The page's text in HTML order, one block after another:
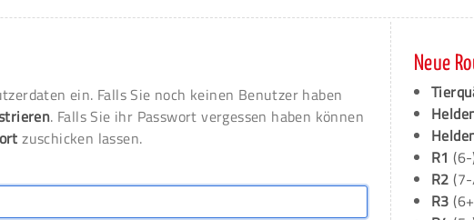
ein. Falls Sie noch keinen Benutzer haben
. Falls Sie ihr Passwort vergessen haben können
zuschicken lassen.
Neue
R1
R2
R3